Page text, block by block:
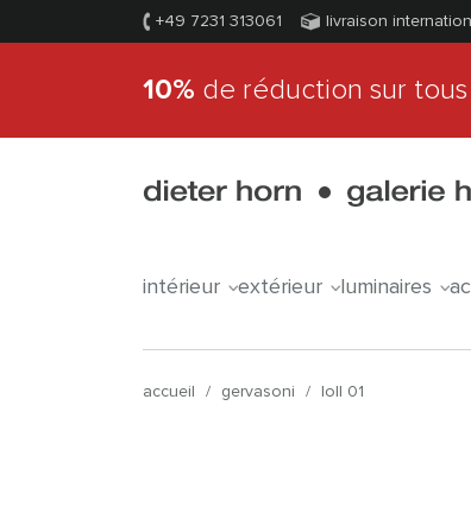
+49 7231 313061 livraison
10% de réduction sur
intérieur extérieur luminaires
accueil / gervasoni / loll 01